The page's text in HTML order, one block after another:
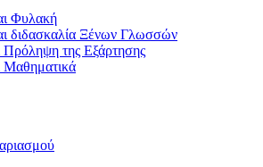
Φυλακή
διδασκαλία Ξένων Γλωσσών
της Εξάρτησης